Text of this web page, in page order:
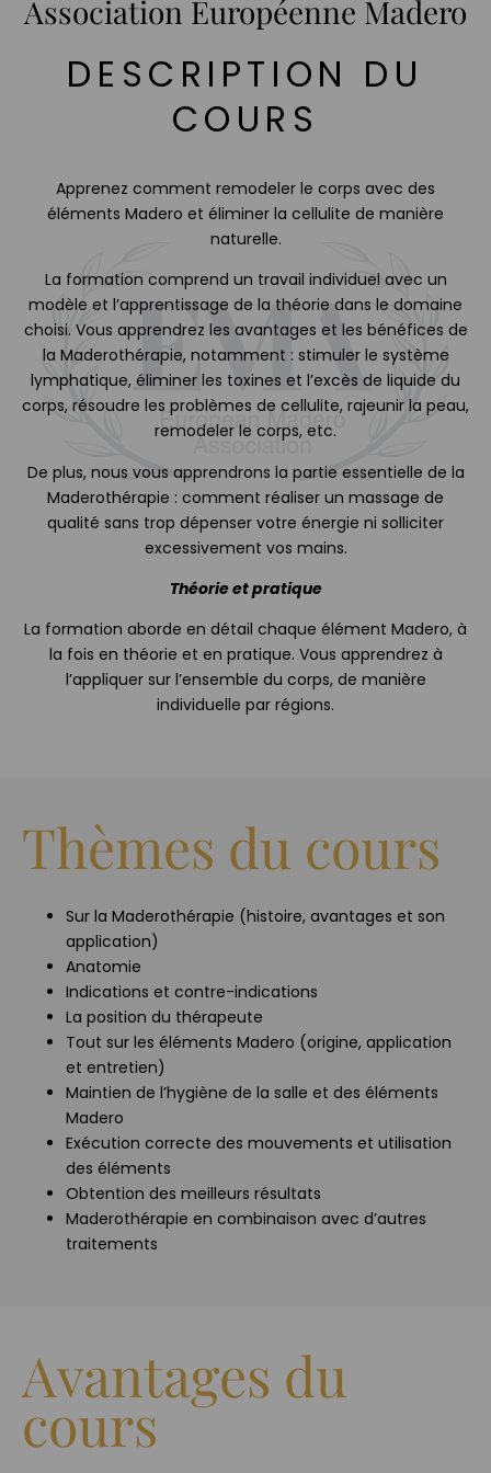
Association Européenne Madero
DESCRIPTION DU
COURS
Apprenez comment remodeler le corps avec des
éléments Madero et éliminer la cellulite de manière
naturelle.
La formation comprend un travail individuel avec un
modèle et l’apprentissage de la théorie dans le domaine
choisi. Vous apprendrez les avantages et les bénéfices de
la Maderothérapie, notamment : stimuler le système
lymphatique, éliminer les toxines et l’excès de liquide du
corps, résoudre les problèmes de cellulite, rajeunir la peau,
remodeler le corps, etc.
De plus, nous vous apprendrons la partie essentielle de la
Maderothérapie : comment réaliser un massage de
qualité sans trop dépenser votre énergie ni solliciter
excessivement vos mains.
Théorie et pratique
La formation aborde en détail chaque élément Madero, à
la fois en théorie et en pratique. Vous apprendrez à
l’appliquer sur l’ensemble du corps, de manière
individuelle par régions.
Thèmes du cours
Sur la Maderothérapie (histoire, avantages et son
application)
Anatomie
Indications et contre-indications
La position du thérapeute
Tout sur les éléments Madero (origine, application
et entretien)
Maintien de l’hygiène de la salle et des éléments
Madero
Exécution correcte des mouvements et utilisation
des éléments
Obtention des meilleurs résultats
Maderothérapie en combinaison avec d’autres
traitements
Avantages du
cours